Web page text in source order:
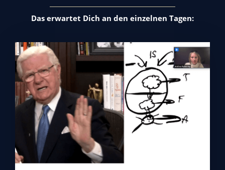
Das erwartet Dich an den einzelnen Tagen: